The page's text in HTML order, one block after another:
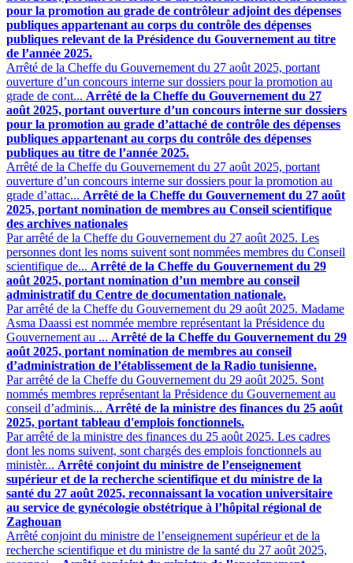
pour la promotion au grade de contrôleur adjoint des dépenses
publiques appartenant au corps du contrôle des dépenses
publiques relevant de la Présidence du Gouvernement au titre
de l’année 2025.
Arrêté de la Cheffe du Gouvernement du 27 août 2025, portant
ouverture d’un concours interne sur dossiers pour la promotion au
grade de cont... Arrêté de la Cheffe du Gouvernement du 27
août 2025, portant ouverture d’un concours interne sur dossiers
pour la promotion au grade d’attaché de contrôle des dépenses
publiques appartenant au corps du contrôle des dépenses
publiques au titre de l’année 2025.
Arrêté de la Cheffe du Gouvernement du 27 août 2025, portant
ouverture d’un concours interne sur dossiers pour la promotion au
grade d’attac... Arrêté de la Cheffe du Gouvernement du 27 août
2025, portant nomination de membres au Conseil scientifique
des archives nationales
Par arrêté de la Cheffe du Gouvernement du 27 août 2025. Les
personnes dont les noms suivent sont nommées membres du Conseil
scientifique de... Arrêté de la Cheffe du Gouvernement du 29
août 2025, portant nomination d’un membre au conseil
administratif du Centre de documentation nationale.
Par arrêté de la Cheffe du Gouvernement du 29 août 2025. Madame
Asma Daassi est nommée membre représentant la Présidence du
Gouvernement au ... Arrêté de la Cheffe du Gouvernement du 29
août 2025, portant nomination de membres au conseil
d’administration de l’établissement de la Radio tunisienne.
Par arrêté de la Cheffe du Gouvernement du 29 août 2025. Sont
nommés membres représentant la Présidence du Gouvernement au
conseil d’adminis... Arrêté de la ministre des finances du 25 août
2025, portant tableau d'emplois fonctionnels.
Par arrêté de la ministre des finances du 25 août 2025. Les cadres
dont les noms suivent, sont chargés des emplois fonctionnels ‎au
ministèr... Arrêté conjoint du ministre de l’enseignement
supérieur et de la recherche scientifique et du ministre de la
santé du 27 août 2025, reconnaissant la vocation universitaire
au service de gynécologie obstétrique à l’hôpital régional de
Zaghouan
Arrêté conjoint du ministre de l’enseignement supérieur et de la
recherche scientifique et du ministre de la santé du 27 août 2025,